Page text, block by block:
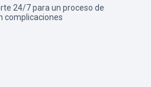
24/7 para un proceso de
complicaciones